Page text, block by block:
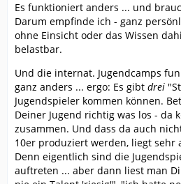
Es funktioniert anders ... und
Darum empfinde ich - ganz
ohne Einsicht oder das Wissen
belastbar.
Und die internat. Jugendcamps
ganz anders ... ergo: Es gibt drei
Jugendspieler kommen können.
Deiner Jugend richtig was los - da
zusammen. Und dass da auch
10er produziert werden, liegt sehr
Denn eigentlich sind die
auftreten ... aber dann liest man